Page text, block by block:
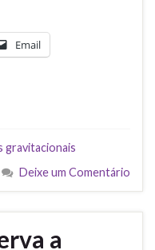
Email
gravitacionais
Deixe um Comentário
a